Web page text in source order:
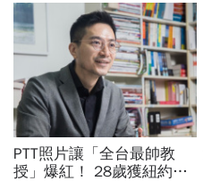
公司，不必久待
PTT照片讓「全台最帥教
授」爆紅！ 28歲獲紐約名